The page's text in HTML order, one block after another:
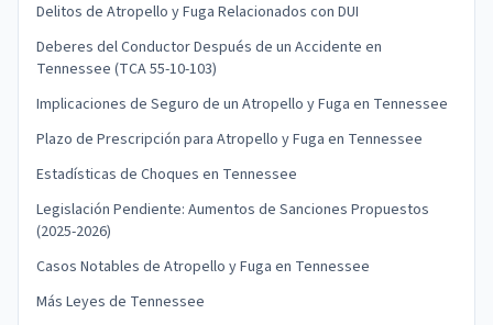
Delitos de Atropello y Fuga Relacionados con DUI
Deberes del Conductor Después de un Accidente en
Tennessee (TCA 55-10-103)
Implicaciones de Seguro de un Atropello y Fuga en Tennessee
Plazo de Prescripción para Atropello y Fuga en Tennessee
Estadísticas de Choques en Tennessee
Legislación Pendiente: Aumentos de Sanciones Propuestos
(2025-2026)
Casos Notables de Atropello y Fuga en Tennessee
Más Leyes de Tennessee